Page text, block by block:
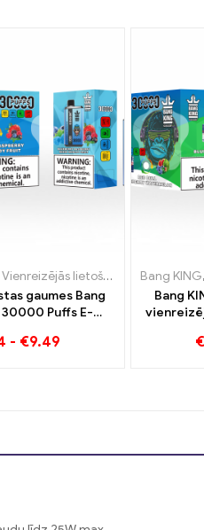
,Vienreizējās lietošanas e-
lietošanas e-cigaretes
,Vienreizējās lietošanas e-
Vienreizējās lietošanas e-cigaretes Lietuva
gaumes Bang
30000 Puffs E-
auglis
- €9.49
Bang KING,
Bang
€